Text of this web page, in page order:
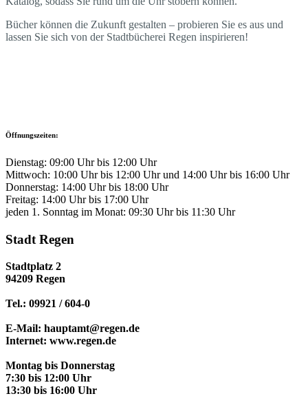
Bücher können die Zukunft gestalten – probieren Sie es aus und
lassen Sie sich von der Stadtbücherei Regen inspirieren!
Öffnungszeiten:
Dienstag: 09:00 Uhr bis 12:00 Uhr
Mittwoch: 10:00 Uhr bis 12:00 Uhr und 14:00 Uhr bis 16:00 Uhr
Donnerstag: 14:00 Uhr bis 18:00 Uhr
Freitag: 14:00 Uhr bis 17:00 Uhr
jeden 1. Sonntag im Monat: 09:30 Uhr bis 11:30 Uhr
Stadt Regen
Stadtplatz 2
94209 Regen
Tel.: 09921 / 604-0
E-Mail: hauptamt@regen.de
Internet: www.regen.de
Montag bis Donnerstag
7:30 bis 12:00 Uhr
13:30 bis 16:00 Uhr